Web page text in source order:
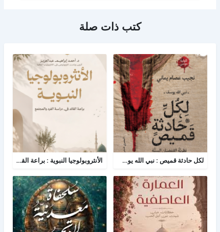
كتب ذات صلة
لكل حادثة قميص : نبي الله يوسف - نظرية القمصان الستة في قراءة القصة القرآنية الأنثروبولوجيا النبوية : براعة القائد في دراسة الفرد والمجتمع